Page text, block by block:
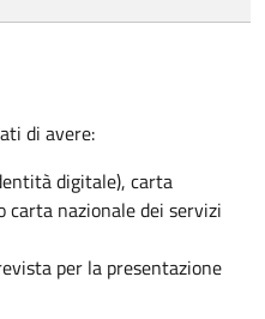
di avere:
digitale), carta
carta nazionale dei servizi
per la presentazione